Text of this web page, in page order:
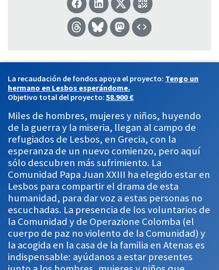
La recaudación de fondos apoya el proyecto: Tengo un
hermano en Lesbos esperándome.
Objetivo total del proyecto: 58.900 €
Miles de hombres, mujeres y niños, huyendo
de la guerra y la miseria, llegan al campo de
refugiados de Lesbos, en Grecia, con la
esperanza de un nuevo comienzo, pero aquí
sólo descubren más sufrimiento. La
Comunidad Papa Juan XXIII ha elegido estar en
Lesbos para compartir el drama de esta
humanidad, para dar voz a estas personas no
escuchadas. La presencia de los voluntarios de
la Comunidad y de Operazione Colomba (el
cuerpo de paz no violento de la Comunidad) y
la acogida en la casa de la familia en Atenas es
indispensable: ayúdanos a estar presentes